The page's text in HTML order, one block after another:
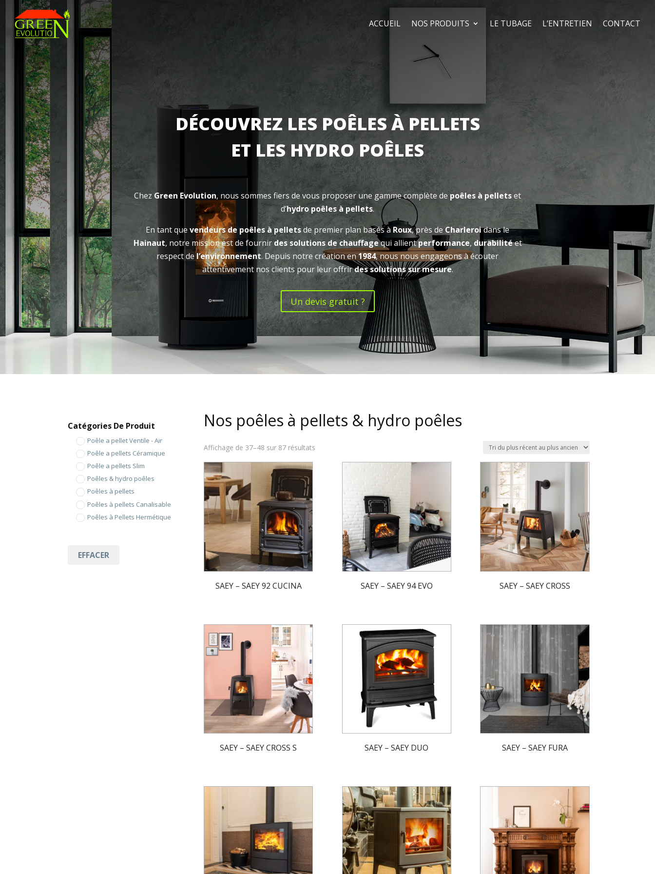
ACCUEIL NOS PRODUITS LE TUBAGE L’ENTRETIEN CONTACT
DÉCOUVREZ LES POÊLES À PELLETS
ET LES HYDRO POÊLES
Chez Green Evolution, nous sommes fiers de vous proposer une gamme complète depoêles à pelletset
d’hydro poêles à pellets.
En tant que vendeurs de poêles à pelletsde premier plan basés à Roux, près deCharleroidans le
Hainaut, notre mission est de fournirdes solutions de chauffagequi allientperformance,durabilitéet
respect del’environnement. Depuis notre création en1984, nous nous engageons à écouter
attentivement nos clients pour leur offrirdes solutions sur mesure.
Un devis gratuit ?
Catégories De Produit
Poêle a pellet Ventile - Air
Poêle a pellets Céramique
Poêle a pellets Slim
Poêles & hydro poêles
Poêles à pellets
Poêles à pellets Canalisable
Poêles à Pellets Hermétique
EFFACER
Nos poêles à pellets & hydro poêles
Affichage de 37–48 sur 87 résultatsTrié
SAEY – SAEY 92 CUCINA SAEY – SAEY 94 EVO SAEY – SAEY CROSS
SAEY – SAEY CROSS S SAEY – SAEY DUO SAEY – SAEY FURA